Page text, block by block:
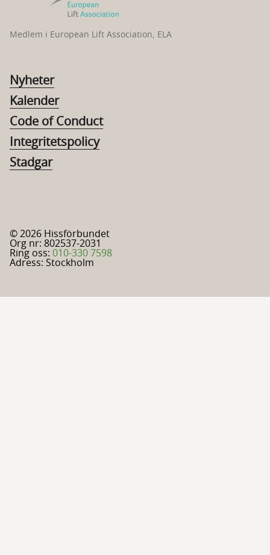
Medlem i European Lift Association, ELA
Nyheter
Kalender
Code of Conduct
Integritetspolicy
Stadgar
© 2026 Hissförbundet
Org nr: 802537-2031
Ring oss: 010-330 7598
Adress: Stockholm